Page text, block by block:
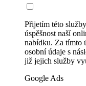
Přijetím této
úspěšnost naší
nabídku. Za tímto
osobní údaje s
již jejich služby
Google Ads